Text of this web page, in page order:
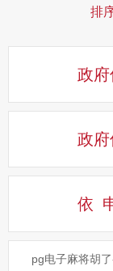
排
政
政
依
pg电子麻将胡